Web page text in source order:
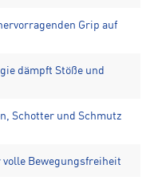
Grip auf
dämpft Stöße und
Schotter und Schmutz
volle Bewegungsfreiheit